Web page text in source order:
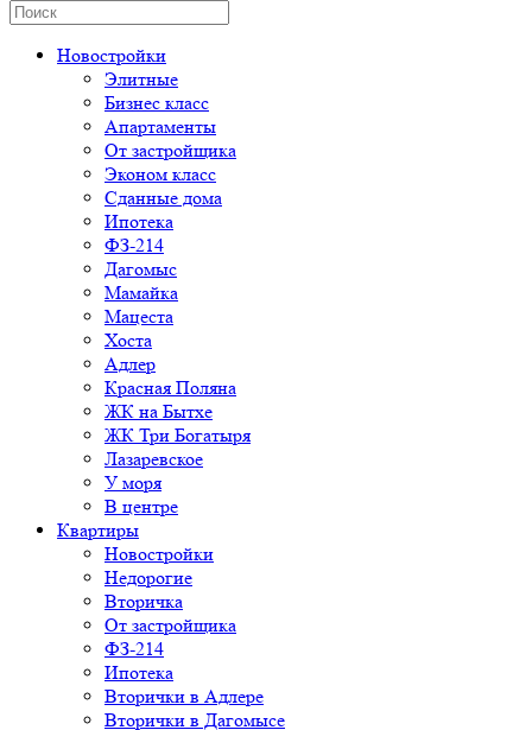
Новостройки
Элитные
Бизнес класс
Апартаменты
От застройщика
Эконом класс
Сданные дома
Ипотека
ФЗ-214
Дагомыс
Мамайка
Мацеста
Хоста
Адлер
Красная Поляна
ЖК на Бытхе
ЖК Три Богатыря
Лазаревское
У моря
В центре
Квартиры
Новостройки
Недорогие
Вторичка
От застройщика
ФЗ-214
Ипотека
Вторички в Адлере
Вторички в Дагомысе